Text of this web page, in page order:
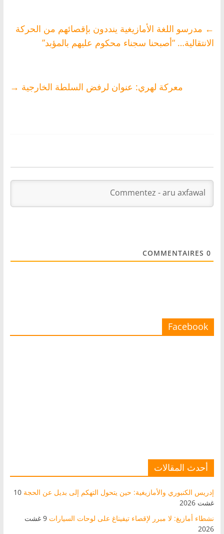
← مدرسو اللغة الأمازيغية ينددون بإقصائهم من الحركة
الانتقالية… “أصبحنا سجناء محكوم عليهم بالمؤبد”
معركة لهري: عنوان لرفض السلطة الخارجية →
0
COMMENTAIRES
Facebook
أحدث المقالات
إدريس الكنبوري والأمازيغية: حين يتحول التهكم إلى بديل عن الحجة 10
غشت 2026
نشطاء أمازيغ: لا مبرر لإقصاء تيفيناغ على لوحات السيارات
9 غشت
2026